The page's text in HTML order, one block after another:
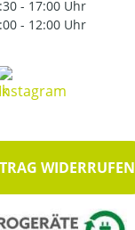
- 17:00 Uhr
- 12:00 Uhr
WIDERRUFEN